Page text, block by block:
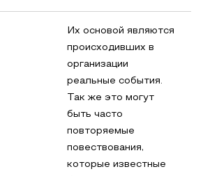
Их основой являются
происходивших в
организации
реальные события.
Так же это могут
быть часто
повторяемые
повествования,
которые известные